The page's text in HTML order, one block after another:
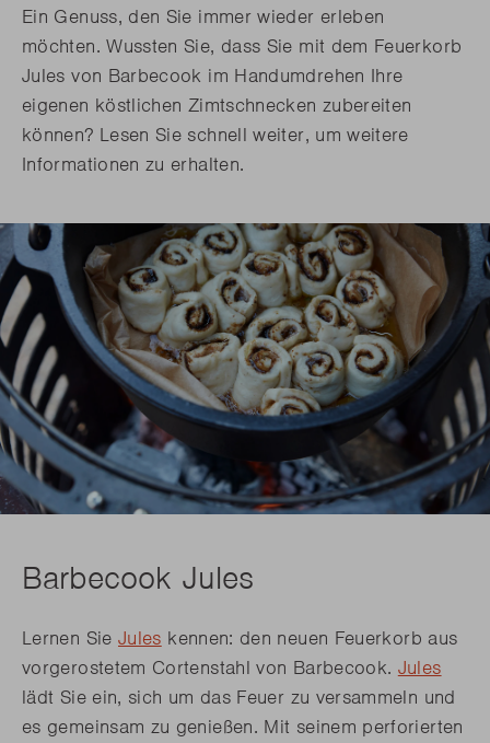
Ein Genuss, den Sie immer wieder erleben
möchten. Wussten Sie, dass Sie mit dem Feuerkorb
Jules von Barbecook im Handumdrehen Ihre
eigenen köstlichen Zimtschnecken zubereiten
können? Lesen Sie schnell weiter, um weitere
Informationen zu erhalten.
Barbecook Jules
Lernen Sie Jules kennen: den neuen Feuerkorb aus
vorgerostetem Cortenstahl von Barbecook. Jules
lädt Sie ein, sich um das Feuer zu versammeln und
es gemeinsam zu genießen. Mit seinem perforierten